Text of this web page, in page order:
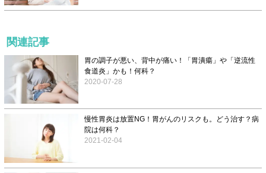
関連記事
胃の調子が悪い、背中が痛い！「胃潰瘍」や「逆流性
食道炎」かも！何科？
2020-07-28
慢性胃炎は放置NG！胃がんのリスクも。どう治す？病
院は何科？
2021-02-04